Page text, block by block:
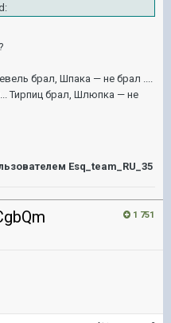
брал, Шпака — не брал ....
Тирпиц брал, Шлюпка — не
Esq_team_RU_35
1 751